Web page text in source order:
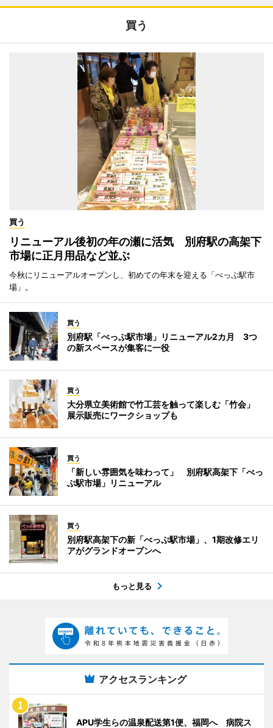
買う
買う
リニューアル後初の年の瀬に活気 別府駅の高架下
市場に正月用品など並ぶ
今秋にリニューアルオープンし、初めての年末を迎える「べっぷ駅市
場」。
買う
別府駅「べっぷ駅市場」リニューアル2カ月 3つ
の新スペースが集客に一役
買う
大分県立美術館で竹工芸を触って楽しむ「竹会」
展示販売にワークショップも
買う
「新しい雰囲気を味わって」 別府駅高架下「べっ
ぷ駅市場」リニューアル
買う
別府駅高架下の新「べっぷ駅市場」、1期改修エリ
アがグランドオープンへ
もっと見る
アクセスランキング
APU学生らの温泉配送第1便、福岡へ 病院ス